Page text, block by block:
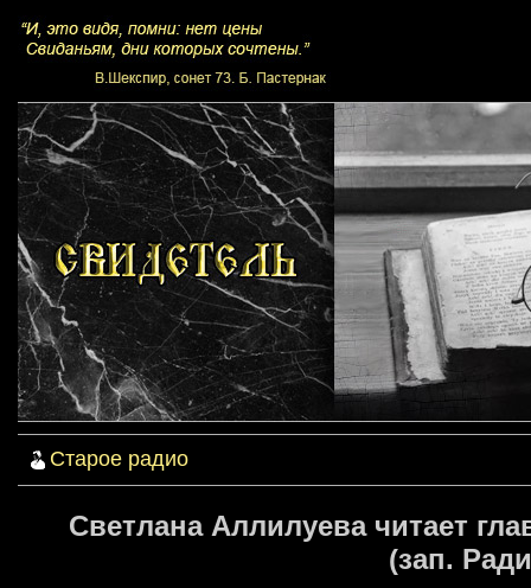
Старое радио
Светлана Аллилуева читает
(зап.